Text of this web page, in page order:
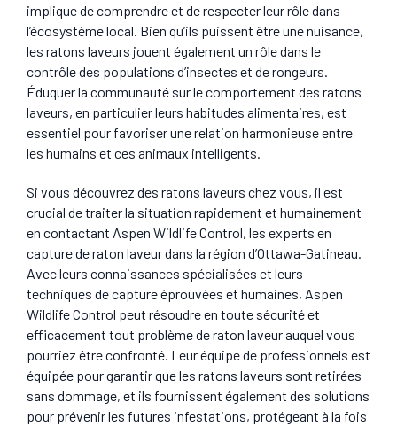
implique de comprendre et de respecter leur rôle dans
l’écosystème local. Bien qu’ils puissent être une nuisance,
les ratons laveurs jouent également un rôle dans le
contrôle des populations d’insectes et de rongeurs.
Éduquer la communauté sur le comportement des ratons
laveurs, en particulier leurs habitudes alimentaires, est
essentiel pour favoriser une relation harmonieuse entre
les humains et ces animaux intelligents.
Si vous découvrez des ratons laveurs chez vous, il est
crucial de traiter la situation rapidement et humainement
en contactant Aspen Wildlife Control, les experts en
capture de raton laveur dans la région d’Ottawa-Gatineau.
Avec leurs connaissances spécialisées et leurs
techniques de capture éprouvées et humaines, Aspen
Wildlife Control peut résoudre en toute sécurité et
efficacement tout problème de raton laveur auquel vous
pourriez être confronté. Leur équipe de professionnels est
équipée pour garantir que les ratons laveurs sont retirées
sans dommage, et ils fournissent également des solutions
pour prévenir les futures infestations, protégeant à la fois